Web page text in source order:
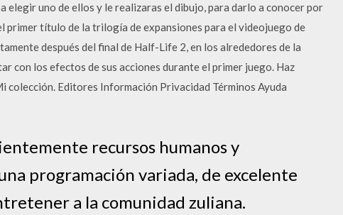
elegir uno de ellos y le realizaras el dibujo, para darlo a conocer por
primer título de la trilogía de expansiones para el videojuego de
después del final de Half-Life 2, en los alrededores de la
con los efectos de sus acciones durante el primer juego. Haz
colección. Editores Información Privacidad Términos Ayuda
recursos humanos y
programación variada, de excelente
a la comunidad zuliana.